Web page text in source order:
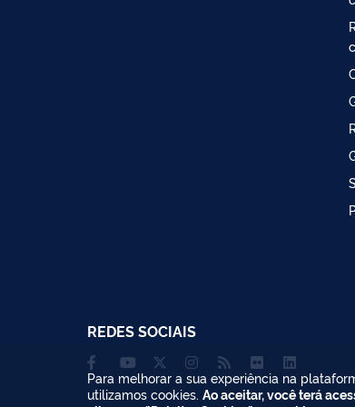
REDES SOCIAIS
Para melhorar a sua experiência na
utilizamos cookies. Ao aceitar, você terá